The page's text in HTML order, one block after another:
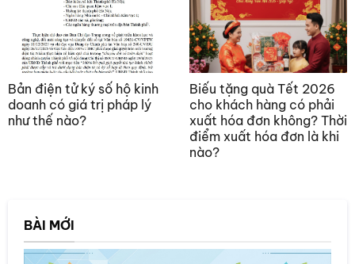
Bản điện tử ký số hộ kinh
doanh có giá trị pháp lý
như thế nào?
Biếu tặng quà Tết 2026
cho khách hàng có phải
xuất hóa đơn không? Thời
điểm xuất hóa đơn là khi
nào?
BÀI MỚI